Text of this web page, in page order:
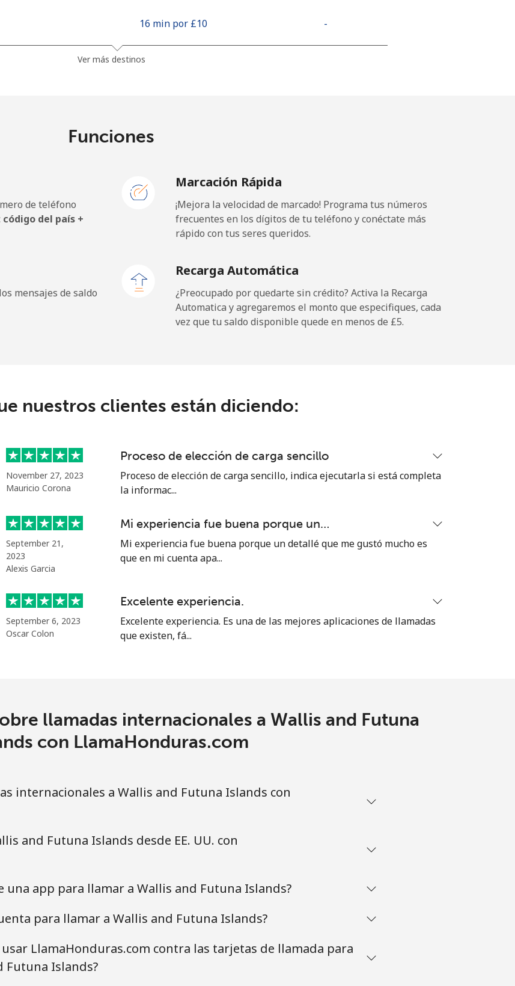
16 min por ⁦£10⁩ -
Ver más destinos
Funciones
de teléfono
código del país +
Marcación Rápida
¡Mejora la velocidad de marcado! Programa tus números
frecuentes en los dígitos de tu teléfono y conéctate más
rápido con tus seres queridos.
mensajes de saldo
Recarga Automática
¿Preocupado por quedarte sin crédito? Activa la Recarga
Automatica y agregaremos el monto que especifiques, cada
vez que tu saldo disponible quede en menos de ⁦£5⁩.
nuestros clientes están diciendo:
November 27, 2023
Mauricio Corona
Proceso de elección de carga sencillo
Proceso de elección de carga sencillo, indica ejecutarla si está completa
la informac...
September 21,
2023
Alexis Garcia
Mi experiencia fue buena porque un…
Mi experiencia fue buena porque un detallé que me gustó mucho es
que en mi cuenta apa...
September 6, 2023
Oscar Colon
Excelente experiencia.
Excelente experiencia. Es una de las mejores aplicaciones de llamadas
que existen, fá...
llamadas internacionales a Wallis and Futuna
con LlamaHonduras.com
internacionales a Wallis and Futuna Islands con
and Futuna Islands desde EE. UU. con
una app para llamar a Wallis and Futuna Islands?
para llamar a Wallis and Futuna Islands?
usar LlamaHonduras.com contra las tarjetas de llamada para
Futuna Islands?